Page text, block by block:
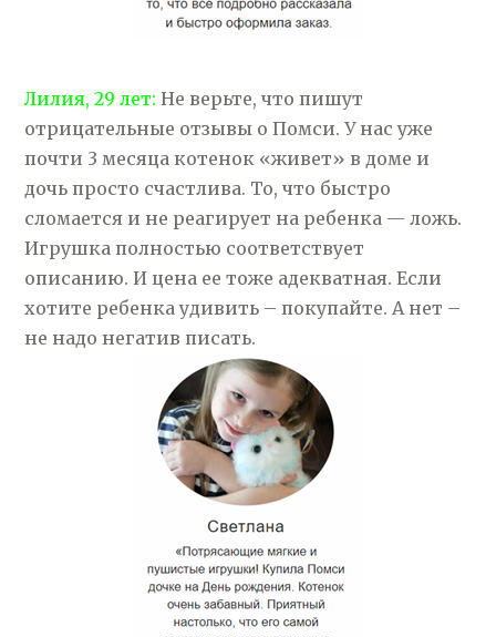
Лилия, 29 лет:Не верьте, что пишут
отрицательные отзывы о Помси. У нас уже
почти 3 месяца котенок «живет» в доме и
дочь просто счастлива. То, что быстро
сломается и не реагирует на ребенка — ложь.
Игрушка полностью соответствует
описанию. И цена ее тоже адекватная. Если
хотите ребенка удивить – покупайте. А нет –
не надо негатив писать.